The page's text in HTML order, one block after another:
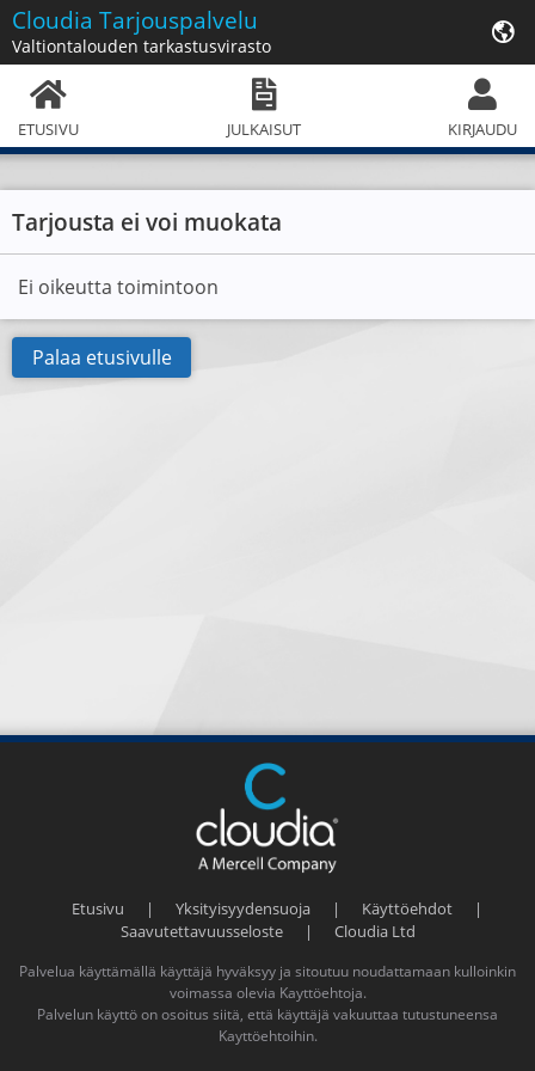
Cloudia Tarjouspalvelu
Valtiontalouden tarkastusvirasto
ETUSIVU JULKAISUT KIRJAUDU
Tarjousta ei voi muokata
Ei oikeutta toimintoon
Palaa etusivulle
Etusivu | Yksityisyydensuoja | Käyttöehdot
|
Saavutettavuusseloste
| Cloudia Ltd
Palvelua käyttämällä käyttäjä hyväksyy ja sitoutuu noudattamaan kulloinkin
voimassa olevia Kayttöehtoja.
Palvelun käyttö on osoitus siitä, että käyttäjä vakuuttaa tutustuneensa
Kayttöehtoihin.